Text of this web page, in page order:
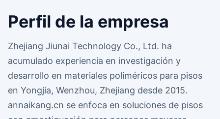
Perfil de la empresa
Zhejiang Jiunai Technology Co., Ltd. ha
acumulado experiencia en investigación y
desarrollo en materiales poliméricos para pisos
en Yongjia, Wenzhou, Zhejiang desde 2015.
annaikang.cn se enfoca en soluciones de pisos